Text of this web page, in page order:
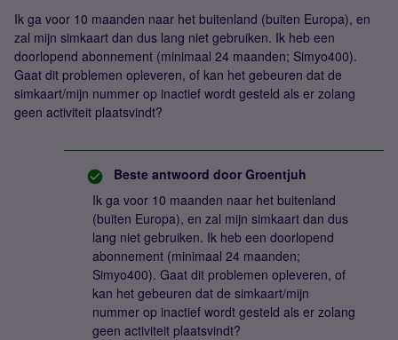
Ik ga voor 10 maanden naar het buitenland (buiten Europa), en
zal mijn simkaart dan dus lang niet gebruiken. Ik heb een
doorlopend abonnement (minimaal 24 maanden; Simyo400).
Gaat dit problemen opleveren, of kan het gebeuren dat de
simkaart/mijn nummer op inactief wordt gesteld als er zolang
geen activiteit plaatsvindt?
Beste antwoord door Groentjuh
Ik ga voor 10 maanden naar het buitenland
(buiten Europa), en zal mijn simkaart dan dus
lang niet gebruiken. Ik heb een doorlopend
abonnement (minimaal 24 maanden;
Simyo400). Gaat dit problemen opleveren, of
kan het gebeuren dat de simkaart/mijn
nummer op inactief wordt gesteld als er zolang
geen activiteit plaatsvindt?